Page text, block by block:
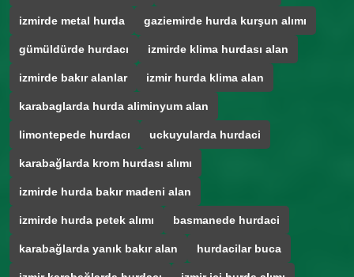
izmirde metal hurda gaziemirde hurda kurşun alımı
gümüldürde hurdacı izmirde klima hurdası alan
izmirde bakır alanlar izmir hurda klima alan
karabaglarda hurda aliminyum alan
limontepede hurdacı uckuyularda hurdaci
karabağlarda krom hurdası alımı
izmirde hurda bakır madeni alan
izmirde hurda petek alımı basmanede hurdaci
karabağlarda yanık bakır alan hurdacilar buca